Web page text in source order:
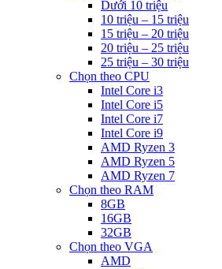
Dưới 10 triệu
10 triệu – 15 triệu
15 triệu – 20 triệu
20 triệu – 25 triệu
25 triệu – 30 triệu
Chọn theo CPU
Intel Core i3
Intel Core i5
Intel Core i7
Intel Core i9
AMD Ryzen 3
AMD Ryzen 5
AMD Ryzen 7
Chọn theo RAM
8GB
16GB
32GB
Chọn theo VGA
AMD